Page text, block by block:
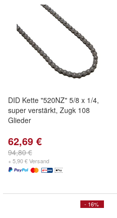
DID Kette "520NZ" 5/8 x 1/4,
super verstärkt, Zugk 108
Glieder
62,69 €
94,80 €
+ 5,90 € Versand
- 16%